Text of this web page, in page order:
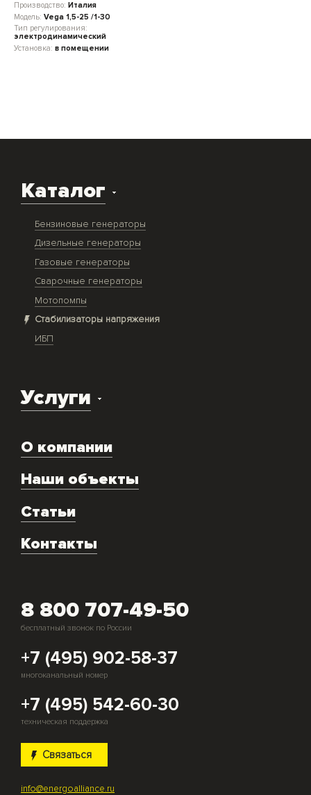
Производство: Италия
Модель: Vega 1,5-25 /1-30
Тип регулирования:
электродинамический
Установка: в помещении
Каталог
Бензиновые генераторы
Дизельные генераторы
Газовые генераторы
Сварочные генераторы
Мотопомпы
Стабилизаторы напряжения
ИБП
Услуги
Экспертиза объекта
Техническое обслуживание
Аренда
Монтаж и подключение оборудования
Скупка генераторов
О компании
Наши объекты
Статьи
Контакты
8 800 707-49-50
бесплатный звонок по России
+7 (495) 902-58-37
многоканальный номер
+7 (495) 542-60-30
техническая поддержка
Связаться
info@energoalliance.ru